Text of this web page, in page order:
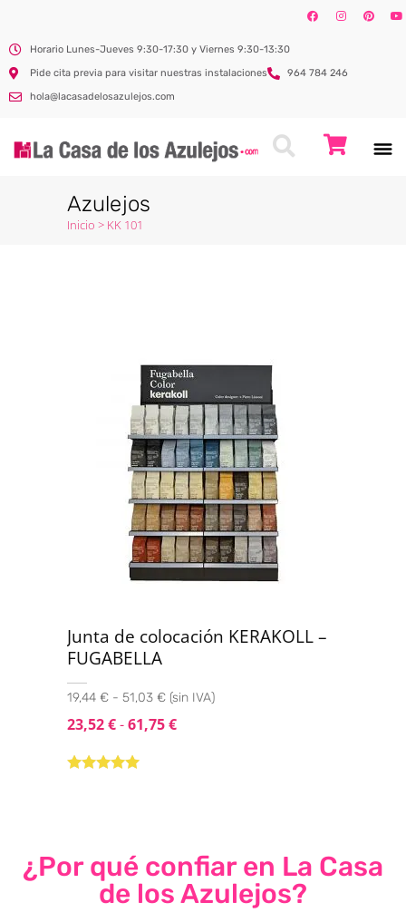
Horario Lunes-Jueves 9:30-17:30 y Viernes 9:30-13:30
Pide cita previa para visitar nuestras instalaciones
964 784 246
hola@lacasadelosazulejos.com
Azulejos
Inicio > KK 101
Junta de colocación KERAKOLL –
FUGABELLA
19,44 € - 51,03 € (sin IVA)
23,52€-61,75€
¿Por qué confiar en La Casa
de los Azulejos?